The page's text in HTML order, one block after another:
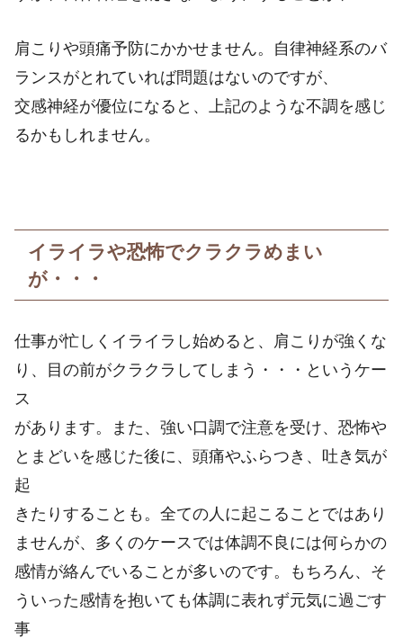
肩こりや頭痛予防にかかせません。自律神経系のバ
ランスがとれていれば問題はないのですが、
交感神経が優位になると、上記のような不調を感じ
るかもしれません。
イライラや恐怖でクラクラめまい
が・・・
仕事が忙しくイライラし始めると、肩こりが強くな
り、目の前がクラクラしてしまう・・・というケー
ス
があります。また、強い口調で注意を受け、恐怖や
とまどいを感じた後に、頭痛やふらつき、吐き気が
起
きたりすることも。全ての人に起こることではあり
ませんが、多くのケースでは体調不良には何らかの
感情が絡んでいることが多いのです。もちろん、そ
ういった感情を抱いても体調に表れず元気に過ごす
事